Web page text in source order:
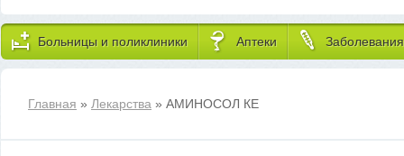
Больницы и поликлиники Аптеки Заболевания
Главная » Лекарства » АМИНОСОЛ КЕ